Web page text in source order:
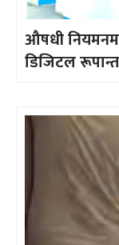
औषधी
डिजिटल